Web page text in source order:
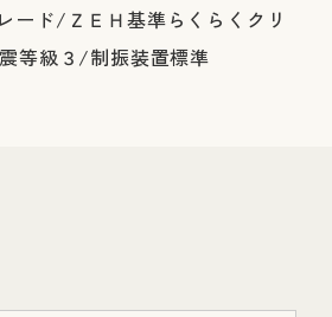
ード/ＺＥＨ基準らくらくクリ
等級３/制振装置標準